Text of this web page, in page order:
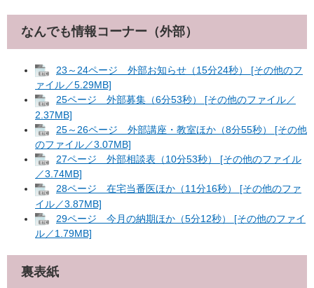
なんでも情報コーナー（外部）
23～24ページ 外部お知らせ（15分24秒） [その他のフ
ァイル／5.29MB]
25ページ 外部募集（6分53秒） [その他のファイル／
2.37MB]
25～26ページ 外部講座・教室ほか（8分55秒） [その他
のファイル／3.07MB]
27ページ 外部相談表（10分53秒） [その他のファイル
／3.74MB]
28ページ 在宅当番医ほか（11分16秒） [その他のファ
イル／3.87MB]
29ページ 今月の納期ほか（5分12秒） [その他のファイ
ル／1.79MB]
裏表紙